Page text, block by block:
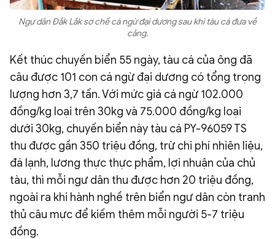
Ngư dân Đắk Lắk sơ chế cá ngừ đại dương sau khi tàu cá đưa về
cảng.
Kết thúc chuyến biển 55 ngày, tàu cá của ông đã
câu được 101 con cá ngừ đại dương có tổng trọng
lượng hơn 3,7 tấn. Với mức giá cá ngừ 102.000
đồng/kg loại trên 30kg và 75.000 đồng/kg loại
dưới 30kg, chuyến biển này tàu cá PY-96059 TS
thu được gần 350 triệu đồng, trừ chi phí nhiên liệu,
đá lạnh, lương thực thực phẩm, lợi nhuận của chủ
tàu, thì mỗi ngư dân thu được hơn 20 triệu đồng,
ngoài ra khi hành nghề trên biển ngư dân còn tranh
thủ câu mực để kiếm thêm mỗi người 5-7 triệu
đồng.